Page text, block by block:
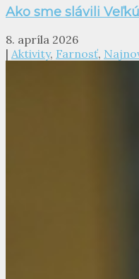
Ako sme slávili
8. apríla 2026
| Aktivity, Farnosť,